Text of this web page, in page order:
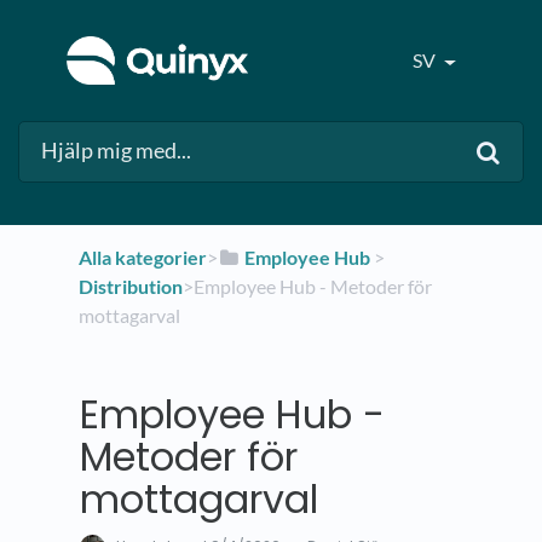
SV
Alla kategorier​>​ ​Employee Hub ​ > ​
Distribution​>​ Employee Hub - Metoder för
mottagarval
Employee Hub -
Metoder för
mottagarval